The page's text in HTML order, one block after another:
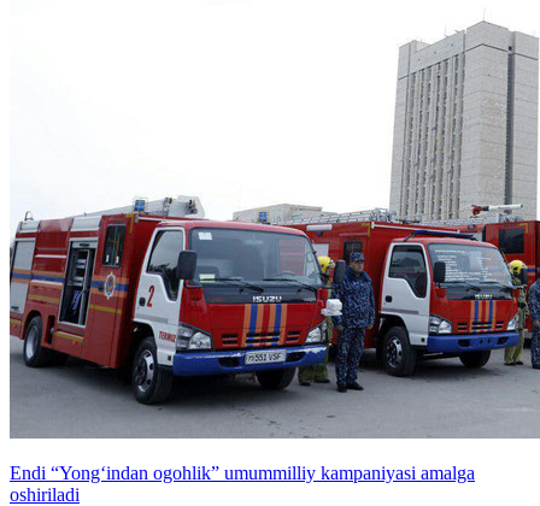
Endi “Yong‘indan ogohlik” umummilliy kampaniyasi amalga
oshiriladi